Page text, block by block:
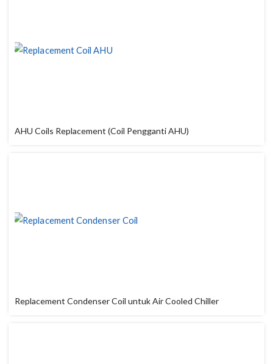
AHU Coils Replacement (Coil Pengganti AHU)
Replacement Condenser Coil untuk Air Cooled Chiller